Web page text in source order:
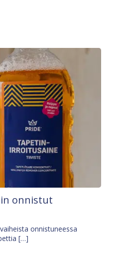
onnistut
onnistuneessa
[…]